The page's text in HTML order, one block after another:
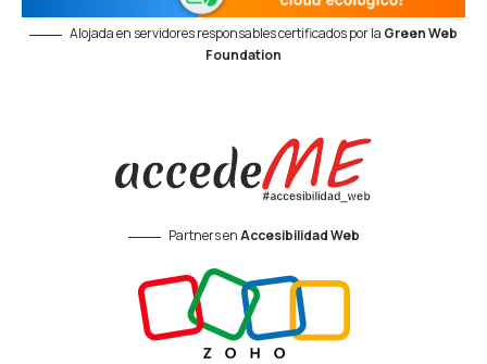
Alojada en servidores responsables certificados por la Green Web
Foundation
Partners enAccesibilidad Web